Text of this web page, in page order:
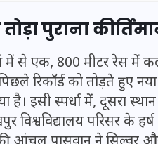
पुराना
से एक, 800 मीटर रेस में
रिकॉर्ड को तोड़ते हुए नया
है। इसी स्पर्धा में, दूसरा
परिसर के